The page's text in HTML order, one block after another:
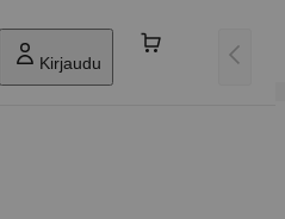
Kirjaudu